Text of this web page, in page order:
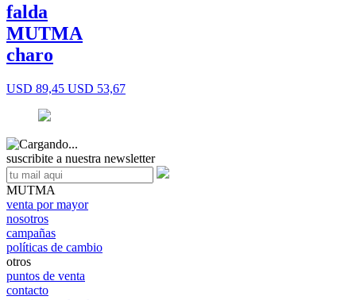
falda
MUTMA
charo
USD 89,45 USD 53,67
suscribite a nuestra newsletter
MUTMA
venta por mayor
nosotros
campañas
políticas de cambio
otros
puntos de venta
contacto